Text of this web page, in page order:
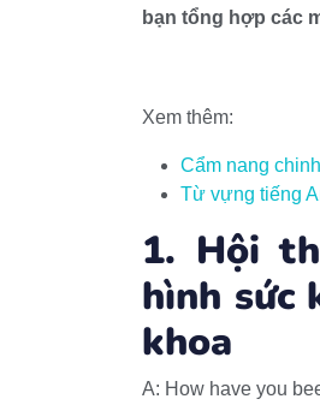
bạn tổng hợp các
Xem thêm:
Cẩm nang
Từ vựng tiếng
1. Hội
hình sức
khoa
A: How have you